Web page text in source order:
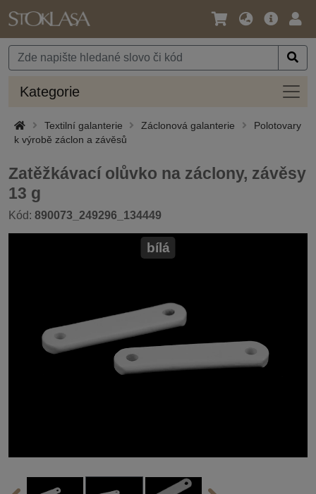
Jazyk
Měna
Hlavní
Kategorie
Textilní galanterie Záclonová galanterie
Polotovary
k výrobě záclon a závěsů
Zatěžkávací olůvko na záclony, závěsy
13 g
Kód: 890073_249296_134449
bílá